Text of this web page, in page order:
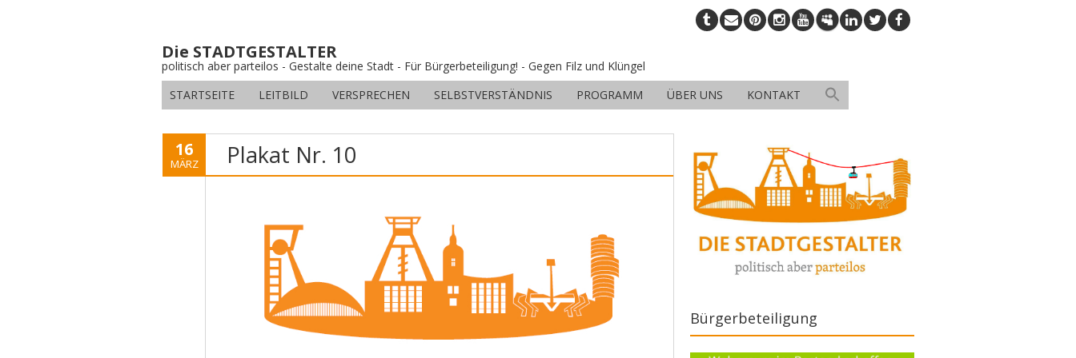
Die STADTGESTALTER
politisch aber parteilos - Gestalte deine Stadt - Für Bürgerbeteiligung! - Gegen Filz und Klüngel
STARTSEITE
LEITBILD VERSPRECHEN SELBSTVERSTÄNDNIS PROGRAMM ÜBER UNS KONTAKT
16
MÄRZ Plakat Nr. 10
Bürgerbeteiligung